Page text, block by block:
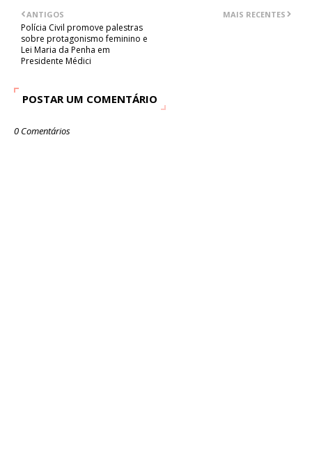
MAIS RECENTES
ANTIGOS
Polícia Civil promove palestras
sobre protagonismo feminino e
Lei Maria da Penha em
Presidente Médici
POSTAR UM COMENTÁRIO
0 Comentários